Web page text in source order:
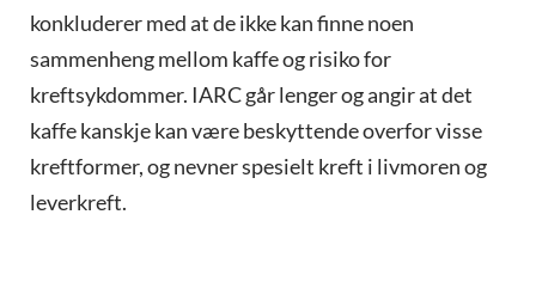
konkluderer med at de ikke kan finne noen
sammenheng mellom kaffe og risiko for
kreftsykdommer. IARC går lenger og angir at det
kaffe kanskje kan være beskyttende overfor visse
kreftformer, og nevner spesielt kreft i livmoren og
leverkreft.